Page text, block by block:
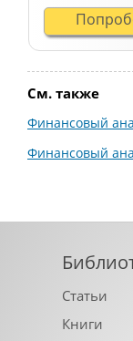
См. также
Финансовый
Финансовый
Статьи
Книги